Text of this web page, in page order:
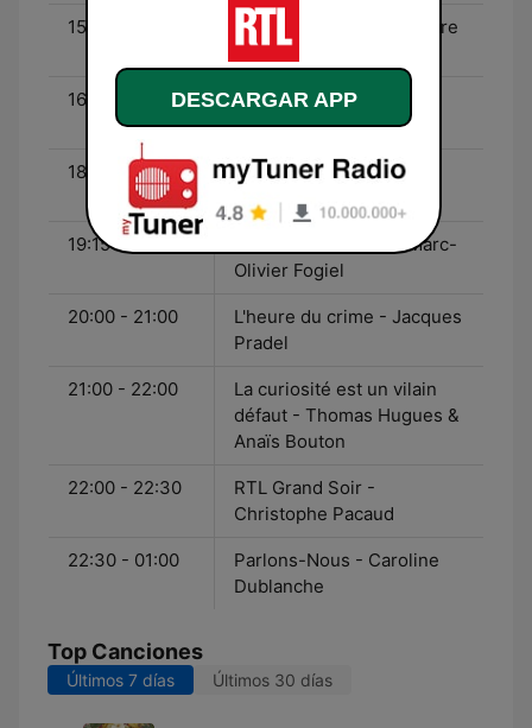
15:00 - 16:00
On est fait pour s'entendre
- Flavie Flament
16:00 - 18:00
Les Grosses Têtes -
Laurent Ruquier
18:00 - 19:15
RTL Soir - Marc-Olivier
Fogiel
19:15 - 20:00
On refait le monde - Marc-
Olivier Fogiel
20:00 - 21:00
L'heure du crime - Jacques
Pradel
21:00 - 22:00
La curiosité est un vilain
défaut - Thomas Hugues &
Anaïs Bouton
22:00 - 22:30
RTL Grand Soir -
Christophe Pacaud
22:30 - 01:00
Parlons-Nous - Caroline
Dublanche
Top Canciones
Últimos 7 días Últimos 30 días
DESCARGAR APP